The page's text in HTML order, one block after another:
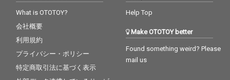
What is OTOTOY?
会社概要
利用規約
プライバシー・ポリシー
特定商取引法に基づく表示
Help Top
Make OTOTOY better
Found something weird? Please
mail us